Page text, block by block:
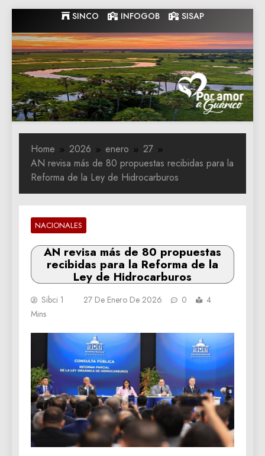
to
content
SINCO INFOGOB SISAP
Gobernacion
de Guarico
Gobernacion de Guarico
Home 2026 enero
27
AN revisa más de 80 propuestas recibidas para la
Reforma de la Ley de Hidrocarburos
NACIONALES
AN revisa más de 80 propuestas
recibidas para la Reforma de la
Ley de Hidrocarburos
Sibci 1 27 De Enero De 2026 0
4
Mins